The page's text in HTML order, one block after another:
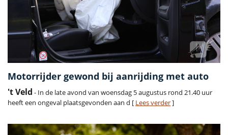
Motorrijder gewond bij aanrijding met auto
't Veld - In de late avond van woensdag 5 augustus rond 21.40 uur
heeft een ongeval plaatsgevonden aan d [ Lees verder]